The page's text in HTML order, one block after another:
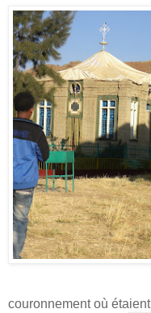
couronnement où